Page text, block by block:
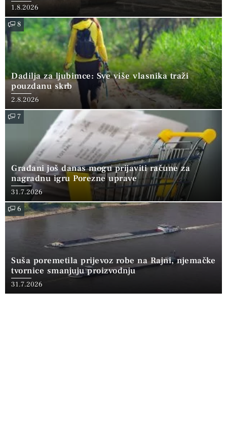
1.8.2026
8
Dadilja za ljubimce: Sve više vlasnika traži
pouzdanu skrb
2.8.2026
7
Građani još danas mogu prijaviti račune za
nagradnu igru Porezne uprave
31.7.2026
6
Suša poremetila prijevoz robe na Rajni, njemačke
tvornice smanjuju proizvodnju
31.7.2026